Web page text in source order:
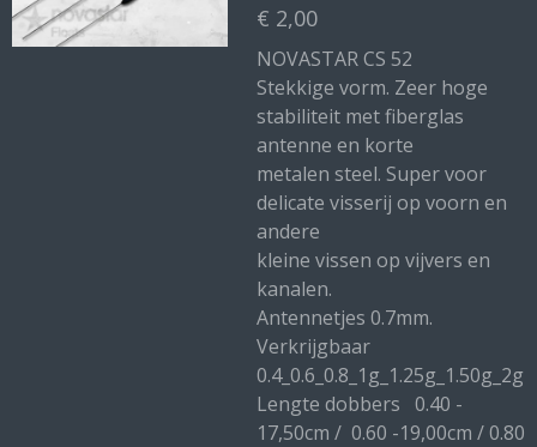
€ 2,00
NOVASTAR CS 52
Stekkige vorm. Zeer hoge
stabiliteit met fiberglas
antenne en korte
metalen steel. Super voor
delicate visserij op voorn en
andere
kleine vissen op vijvers en
kanalen.
Antennetjes 0.7mm.
Verkrijgbaar
0.4_0.6_0.8_1g_1.25g_1.50g_2g
Lengte dobbers 0.40 -
17,50cm / 0.60 -19,00cm / 0.80